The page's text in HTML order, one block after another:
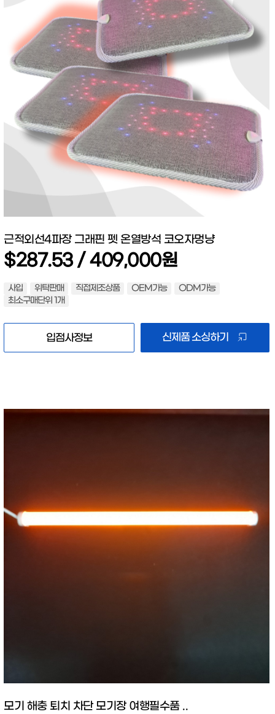
근적외선4파장 그래핀 펫 온열방석 코오자멍냥
$287.53 / 409,000원
사입 위탁판매 직접제조상품 OEM가능
ODM가능
최소구매단위 1개
입점사정보 신제품 소싱하기
모기 해충 퇴치 차단 모기장 여행필수품 ..